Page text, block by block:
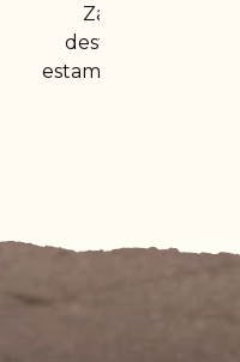
Zapatilla de casa
abierta
topos con suela